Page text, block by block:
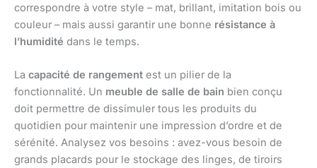
correspondre à votre style – mat, brillant, imitation bois ou
couleur – mais aussi garantir une bonne résistance à
l’humidité dans le temps.
La capacité de rangement est un pilier de la
fonctionnalité. Un meuble de salle de bain bien conçu
doit permettre de dissimuler tous les produits du
quotidien pour maintenir une impression d’ordre et de
sérénité. Analysez vos besoins : avez-vous besoin de
grands placards pour le stockage des linges, de tiroirs